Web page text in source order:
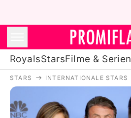
RoyalsStarsFilme & Serien
Royals
Stars
STARS INTERNATIONALE STARS